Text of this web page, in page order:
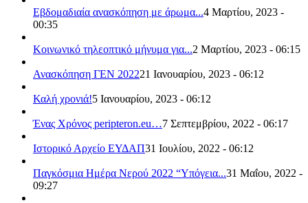
Εβδομαδιαία ανασκόπηση με άρωμα...4 Μαρτίου, 2023 -
00:35
Κοινωνικό τηλεοπτικό μήνυμα για...2 Μαρτίου, 2023 - 06:15
Ανασκόπηση ΓΕΝ 202221 Ιανουαρίου, 2023 - 06:12
Καλή χρονιά!5 Ιανουαρίου, 2023 - 06:12
Ένας Χρόνος peripteron.eu…7 Σεπτεμβρίου, 2022 - 06:17
Ιστορικό Αρχείο ΕΥΔΑΠ31 Ιουλίου, 2022 - 06:12
Παγκόσμια Ημέρα Νερού 2022 “Υπόγεια...31 Μαΐου, 2022 -
09:27